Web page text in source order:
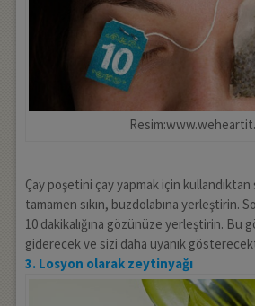
Çay poşetini çay yapmak için
tamamen sıkın, buzdolabına yerleştirin.
10 dakikalığına gözünüze yerleştirin. Bu
giderecek ve sizi daha uyanık
3. Losyon olarak zeytinyağı